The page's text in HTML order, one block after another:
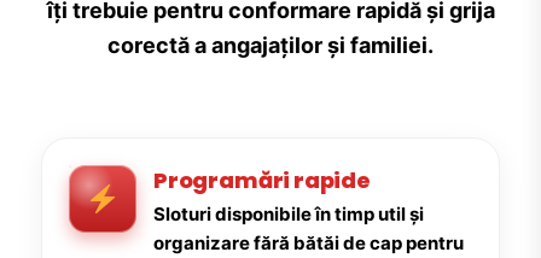
îți trebuie pentru conformare rapidă și grija
corectă a angajaților și familiei.
Programări rapide
Sloturi disponibile în timp util și
organizare fără bătăi de cap pentru